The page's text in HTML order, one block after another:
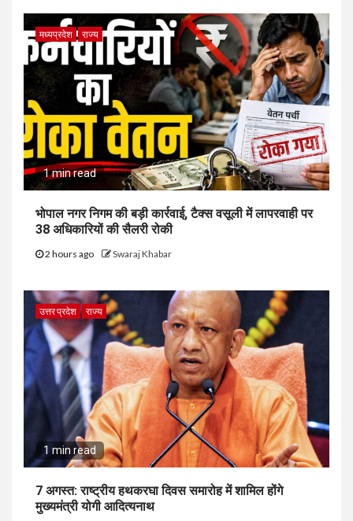
मध्यप्रदेश राज्य
1 min read
भोपाल नगर निगम की बड़ी कार्रवाई, टैक्स वसूली में लापरवाही पर
38 अधिकारियों की सैलरी रोकी
2 hours ago Swaraj Khabar
उत्तर प्रदेश राज्य
1 min read
7 अगस्त: राष्ट्रीय हथकरघा दिवस समारोह में शामिल होंगे
मुख्यमंत्री योगी आदित्यनाथ